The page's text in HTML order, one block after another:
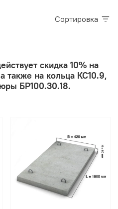
Сортировка
скидка 10% на
также на кольца КС10.9,
БР100.30.18.